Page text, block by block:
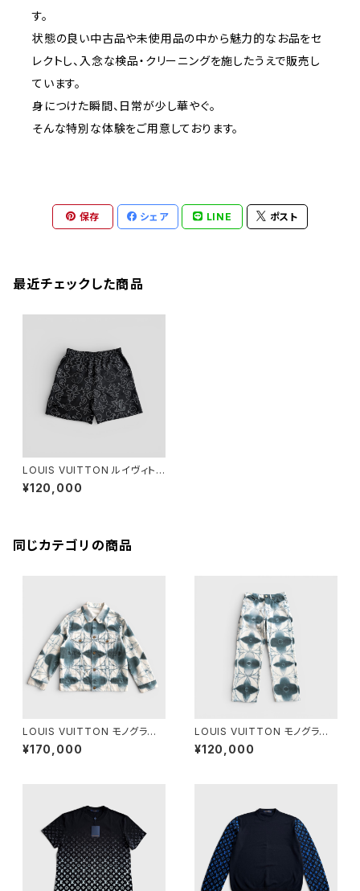
す。
状態の良い中古品や未使用品の中から魅力的なお品をセ
レクトし、入念な検品・クリーニングを施したうえで販売し
ています。
身につけた瞬間、日常が少し華やぐ。
そんな特別な体験をご用意しております。
保存 シェア LINE ポスト
最近チェックした商品
LOUIS VUITTON ルイヴィトン
Printed Silk Shorts プリント
シルク ショーツ 48 RM242M
¥120,000
同じカテゴリの商品
LOUIS VUITTON モノグラム
シボリ プリンテッド デニム ジャ
ケット 44
¥170,000
LOUIS VUITTON モノグラム
シボリ プリンテッド デニム パン
ツ 28
¥120,000